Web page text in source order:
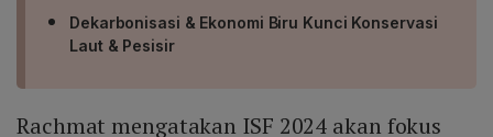
Dekarbonisasi & Ekonomi Biru Kunci Konservasi
Laut & Pesisir
Rachmat mengatakan ISF 2024 akan fokus